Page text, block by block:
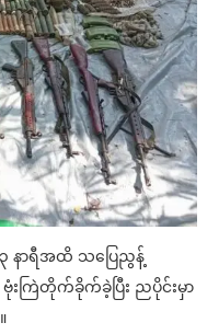
နာရီအထိ သပြေညွန့်
းကြဲတိုက်ခိုက်ခဲ့ပြီး ညပိုင်းမှာ